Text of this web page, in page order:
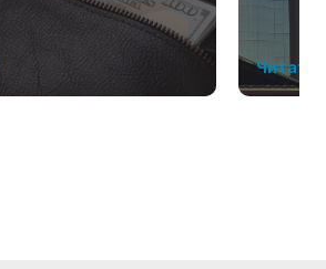
Читать